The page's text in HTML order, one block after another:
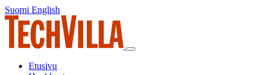
Siirry
sisältöön
Suomi Suomi
English
Päävalikko
Etusivu